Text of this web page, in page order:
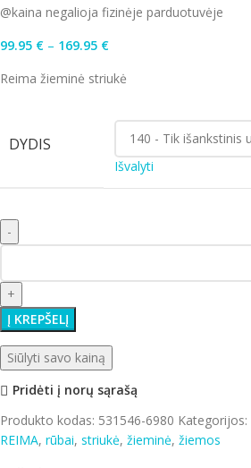
@kaina negalioja fizinėje parduotuvėje
99.95 € – 169.95 €
Reima žieminė striukė
DYDIS
Išvalyti
Į KREPŠELĮ
Siūlyti savo kainą
Pridėti į norų sąrašą
Produkto kodas: 531546-6980 Kategorijos:
REIMA, rūbai, striukė, žieminė, žiemos